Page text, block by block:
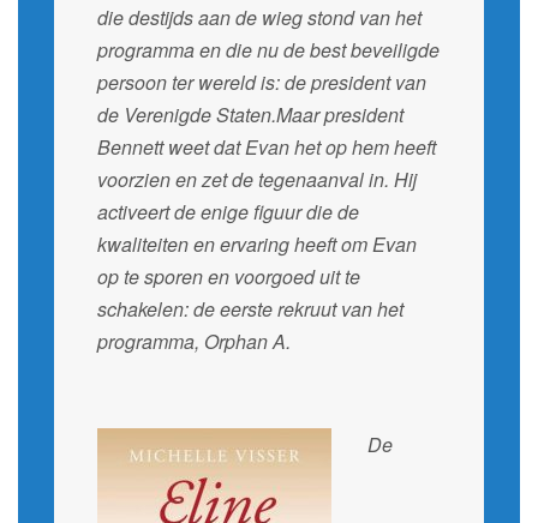
die destijds aan de wieg stond van het
programma en die nu de best beveiligde
persoon ter wereld is: de president van
de Verenigde Staten.Maar president
Bennett weet dat Evan het op hem heeft
voorzien en zet de tegenaanval in. Hij
activeert de enige figuur die de
kwaliteiten en ervaring heeft om Evan
op te sporen en voorgoed uit te
schakelen: de eerste rekruut van het
programma, Orphan A.
De